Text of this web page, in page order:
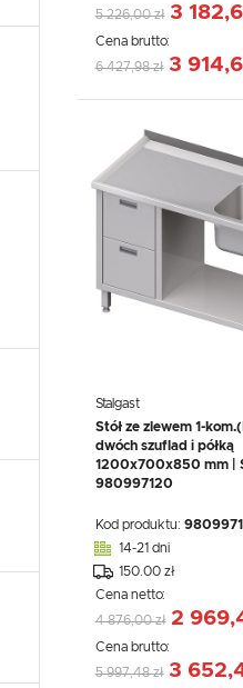
5 226,00 zł 3
Cena brutto:
6 427,98 zł 3
Stalgast
Stół ze zlewem 1-
dwóch szuflad i półką
1200x700x850 mm |
980997120
Kod produktu:
14-21 dni
150.00 zł
Cena netto:
4 876,00 zł 2
Cena brutto:
5 997,48 zł 3